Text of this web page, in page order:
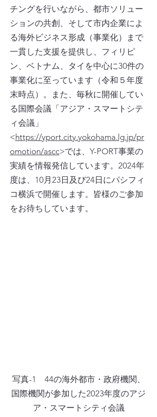
チングを行いながら、都市ソリュー
ションの共創、そして市内企業によ
る海外ビジネス形成（事業化）まで
一貫した支援を提供し、フィリピ
ン、ベトナム、タイを中心に30件の
事業化に至っています（令和５年度
末時点）。また、毎秋に開催してい
る国際会議「アジア・スマートシテ
ィ会議」
<https://yport.city.yokohama.lg.jp/pr
omotion/ascc>では、Y-PORT事業の
実績を情報発信しています。2024年
度は、10月23日及び24日にパシフィ
コ横浜で開催します。皆様のご参加
をお待ちしています。
写真-1 44の海外都市・政府機関、
国際機関が参加した2023年度のアジ
ア・スマートシティ会議